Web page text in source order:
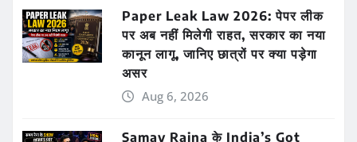
Paper Leak Law 2026: पेपर लीक
पर अब नहीं मिलेगी राहत, सरकार का नया
कानून लागू, जानिए छात्रों पर क्या पड़ेगा
असर
Aug 6, 2026
Samay Raina के India’s Got